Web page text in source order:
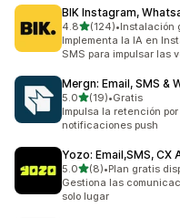
BIK Instagram,
4.8de 5 estrellas
(124)
124 reseñas en total
•Instalación
Implementa la IA en
SMS para impulsar las
Mergn: Email, SMS &
5.0de 5 estrellas
(19)
19 reseñas en total
•Gratis
Impulsa la retención
notificaciones push
Yozo: Email,SMS, CX
5.0de 5 estrellas
(8)
8 reseñas en total
•Plan gratis
Gestiona las
solo lugar